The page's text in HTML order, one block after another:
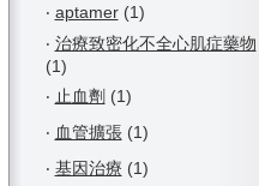
‧ aptamer(1)
‧ 治療致密化不全心肌症藥物
(1)
‧ 止血劑 (1)
‧ 血管擴張(1)
‧ 基因治療 (1)